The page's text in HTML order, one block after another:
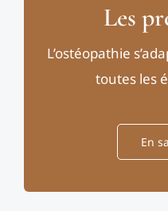
Les
L’ostéopathie
toutes les
En